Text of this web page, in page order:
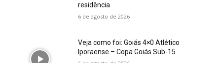
residência
6 de agosto de 2026
Veja como foi: Goiás 4×0 Atlético
Iporaense – Copa Goiás Sub-15